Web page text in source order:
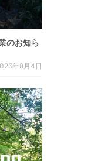
のお知ら
年8月4日